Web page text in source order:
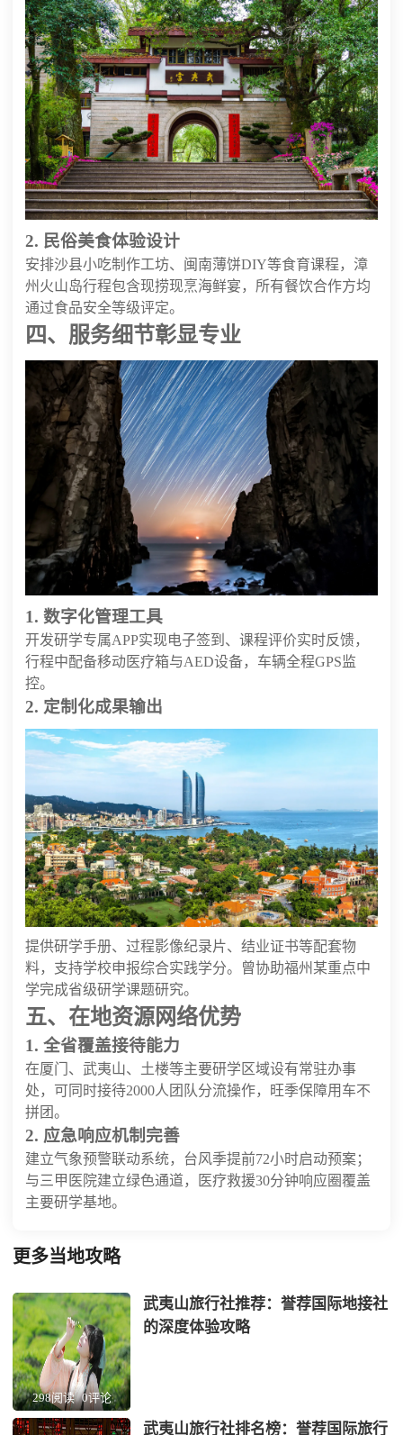
2. 民俗美食体验设计
安排沙县小吃制作工坊、闽南薄饼DIY等食育课程，漳
州火山岛行程包含现捞现烹海鲜宴，所有餐饮合作方均
通过食品安全等级评定。
四、服务细节彰显专业
1. 数字化管理工具
开发研学专属APP实现电子签到、课程评价实时反馈，
行程中配备移动医疗箱与AED设备，车辆全程GPS监
控。
2. 定制化成果输出
提供研学手册、过程影像纪录片、结业证书等配套物
料，支持学校申报综合实践学分。曾协助福州某重点中
学完成省级研学课题研究。
五、在地资源网络优势
1. 全省覆盖接待能力
在厦门、武夷山、土楼等主要研学区域设有常驻办事
处，可同时接待2000人团队分流操作，旺季保障用车不
拼团。
2. 应急响应机制完善
建立气象预警联动系统，台风季提前72小时启动预案；
与三甲医院建立绿色通道，医疗救援30分钟响应圈覆盖
主要研学基地。
更多当地攻略
298阅读 0评论
武夷山旅行社推荐：誉荐国际地接社
的深度体验攻略
武夷山旅行社排名榜：誉荐国际旅行